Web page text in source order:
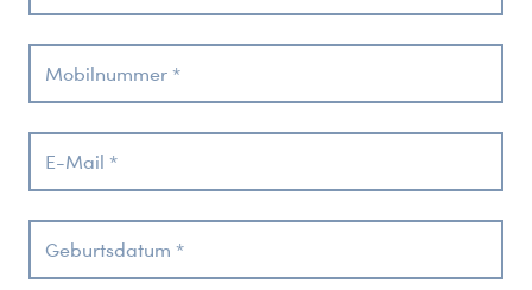
Mobilnummer *
E-Mail *
Geburtsdatum *